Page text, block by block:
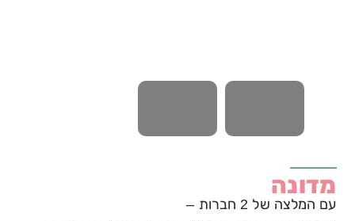
מדונה
עם המלצה של 2 חברות –